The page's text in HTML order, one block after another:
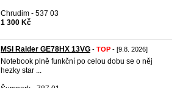
Chrudim - 537 03
1 300 Kč
MSI Raider GE78HX 13VG - TOP - [9.8. 2026]
Notebook plně funkční po celou dobu se o něj
hezky star ...